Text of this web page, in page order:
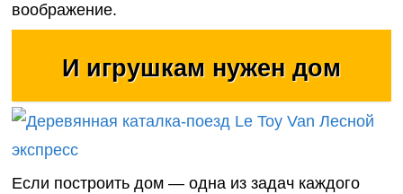
воображение.
И игрушкам нужен дом
Если построить дом — одна из задач каждого